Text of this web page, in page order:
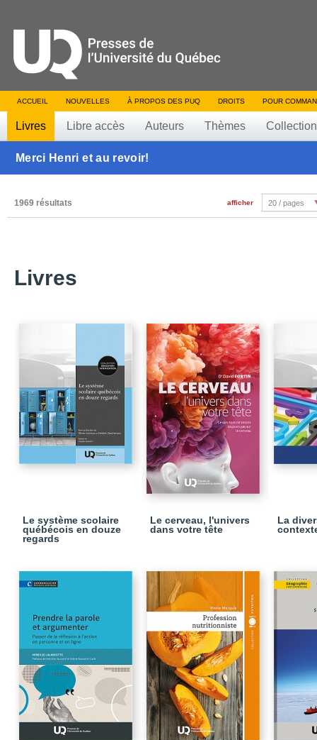
ACCUEIL NOUVELLES À PROPOS DES PUQ DROITS POUR
Livres Libre accès Auteurs Thèmes
Merci Henri et au revoir!
1969 résultats afficher 20 / pages
Livres
Le système scolaire
québécois en douze
regards
Le cerveau, l'univers
dans votre tête
La